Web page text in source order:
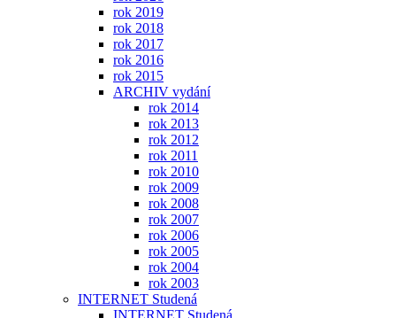
rok 2019
rok 2018
rok 2017
rok 2016
rok 2015
ARCHIV vydání
rok 2014
rok 2013
rok 2012
rok 2011
rok 2010
rok 2009
rok 2008
rok 2007
rok 2006
rok 2005
rok 2004
rok 2003
INTERNET Studená
INTERNET Studená